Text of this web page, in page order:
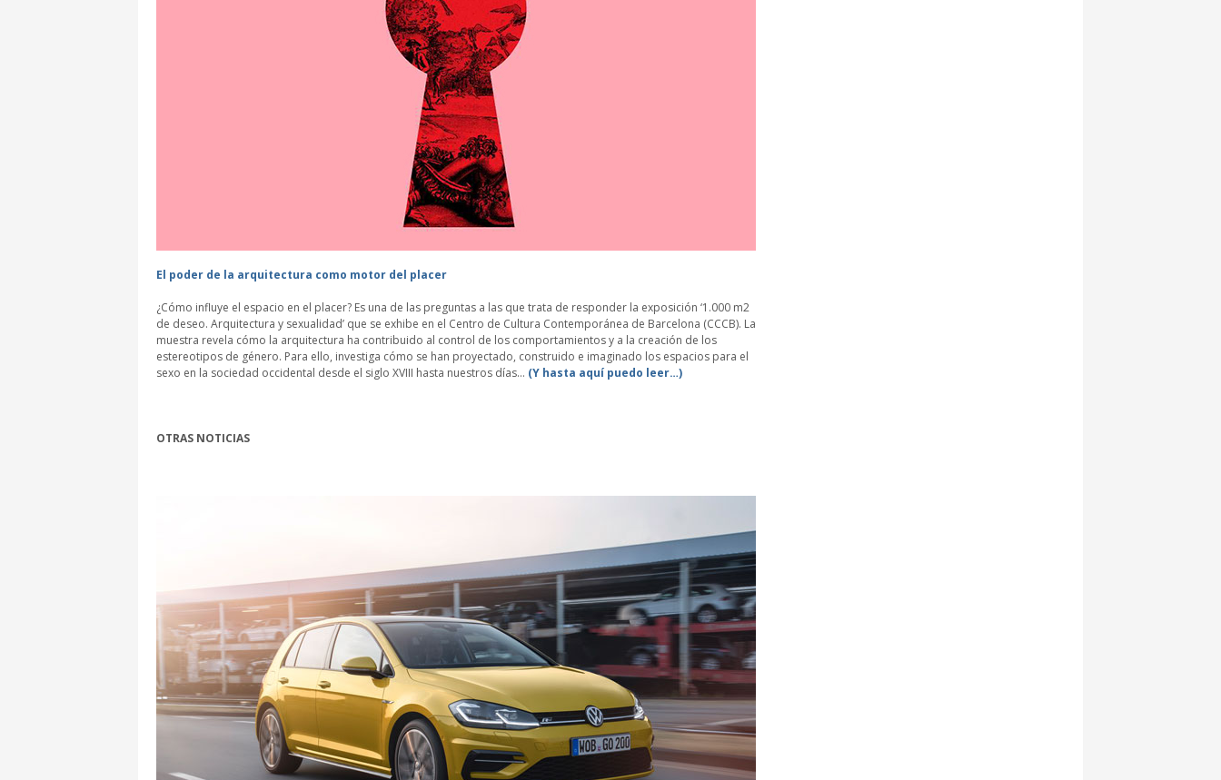
El poder de la arquitectura como motor del placer
¿Cómo influye el espacio en el placer? Es una de las preguntas a las que trata de responder la exposición ‘1.000 m2
de deseo. Arquitectura y sexualidad’ que se exhibe en el Centro de Cultura Contemporánea de Barcelona (CCCB). La
muestra revela cómo la arquitectura ha contribuido al control de los comportamientos y a la creación de los
estereotipos de género. Para ello, investiga cómo se han proyectado, construido e imaginado los espacios para el
sexo en la sociedad occidental desde el siglo XVIII hasta nuestros días… (Y hasta aquí puedo leer…)
OTRAS NOTICIAS